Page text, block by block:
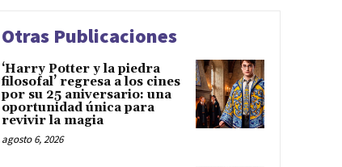
Otras Publicaciones
‘Harry Potter y la piedra
filosofal’ regresa a los cines
por su 25 aniversario: una
oportunidad única para
revivir la magia
agosto 6, 2026